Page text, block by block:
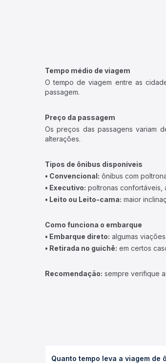
Tempo médio de viagem
O tempo de viagem entre as
passagem.
Preço da passagem
Os preços das passagens variam
alterações.
Tipos de ônibus disponíveis
• Convencional: ônibus com
• Executivo: poltronas confortáveis,
• Leito ou Leito-cama: maior
Como funciona o embarque
• Embarque direto: algumas
• Retirada no guichê: em certos
Recomendação: sempre verifique
Quanto tempo leva a viagem de